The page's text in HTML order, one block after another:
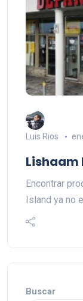
Luis Rios
Lishaam
Encontrar
Island ya no
Buscar